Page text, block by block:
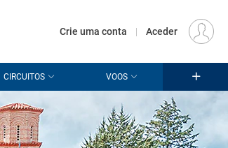
Crie uma conta | Aceder
CIRCUITOS VOOS